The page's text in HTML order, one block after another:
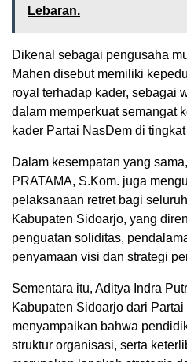
Lebaran.
Dikenal sebagai pengusaha
Mahen disebut memiliki
royal terhadap kader, sebagai
dalam memperkuat semangat
kader Partai NasDem di
Dalam kesempatan yang
PRATAMA, S.Kom. juga
pelaksanaan retret bagi
Kabupaten Sidoarjo, yang
penguatan soliditas,
penyamaan visi dan strategi
Sementara itu, Aditya Indra
Kabupaten Sidoarjo dari
menyampaikan bahwa
struktur organisasi, serta